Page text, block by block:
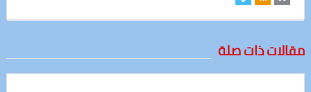
مقالات ذات صلة